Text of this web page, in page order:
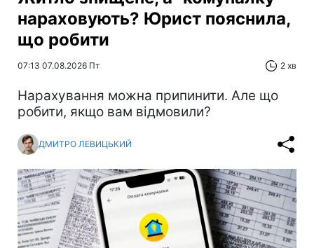
нараховують? Юрист пояснила,
що робити
07:13 07.08.2026 Пт 2 хв
Нарахування можна припинити. Але що
робити, якщо вам відмовили?
ДМИТРО ЛЕВИЦЬКИЙ